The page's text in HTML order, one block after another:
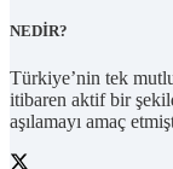
NEDİR?
Türkiye’nin tek
itibaren aktif bir
aşılamayı amaç